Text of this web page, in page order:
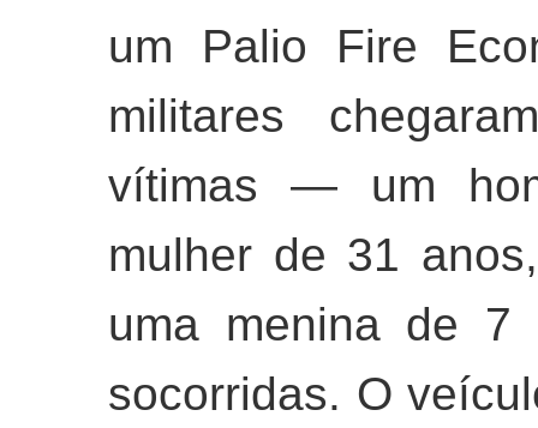
um Palio Fire
militares
vítimas — um
mulher de 31
uma menina de
socorridas. O